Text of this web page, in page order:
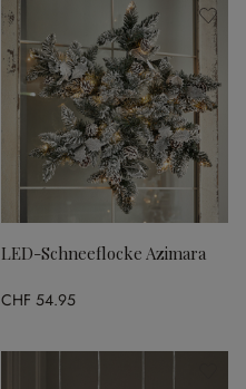
LED-Schneeflocke Azimara
CHF 54.95